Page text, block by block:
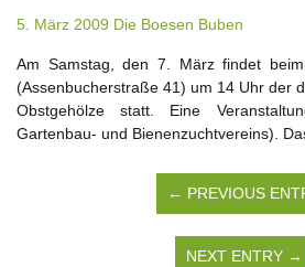
5. März 2009 Die Boesen Buben
Am Samstag, den 7. März findet
(Assenbucherstraße 41) um 14 Uhr der
Obstgehölze statt. Eine
Gartenbau- und Bienenzuchtvereins).
← PREVIOUS
NEXT ENTRY →